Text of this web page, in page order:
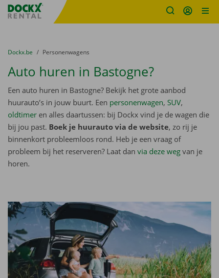
Fratello DEMO
U bevindt zich hier:
van
Dockx.be naar
Personenwagens
Auto huren in Bastogne?
Een auto huren in Bastogne? Bekijk het grote aanbod
huurauto’s in jouw buurt. Een personenwagen, SUV,
oldtimer en alles daartussen: bij Dockx vind je de wagen die
bij jou past. Boek je huurauto via de website, zo rij je
binnenkort probleemloos rond. Heb je een vraag of
probleem bij het reserveren? Laat dan via deze weg van je
horen.